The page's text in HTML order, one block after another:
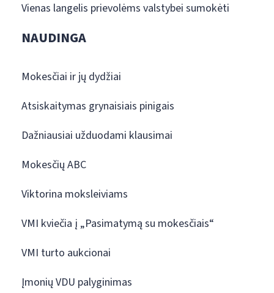
Vienas langelis prievolėms valstybei sumokėti
NAUDINGA
Mokesčiai ir jų dydžiai
Atsiskaitymas grynaisiais pinigais
Dažniausiai užduodami klausimai
Mokesčių ABC
Viktorina moksleiviams
VMI kviečia į „Pasimatymą su mokesčiais“
VMI turto aukcionai
Įmonių VDU palyginimas